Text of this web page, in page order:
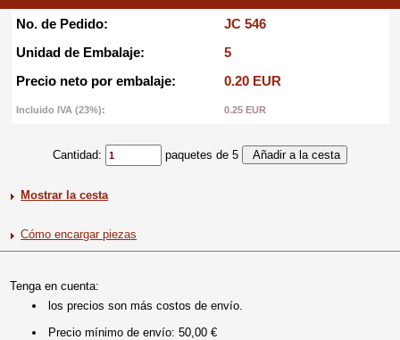
No. de Pedido:
JC 546
Unidad de Embalaje:
5
Precio neto por embalaje:
0.20 EUR
Incluido IVA (23%): 0.25 EUR
Cantidad: paquetes de 5
Mostrar la cesta
Cómo encargar piezas
Tenga en cuenta:
los precios son más costos de envío.
Precio mínimo de envío: 50,00 €